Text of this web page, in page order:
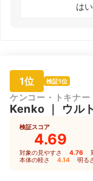
はい
1位 検証1位
ケンコー・トキナー
Kenko ウル
検証スコア
4.69
対象の見やすさ 4.76
本体の軽さ 4.14 明る